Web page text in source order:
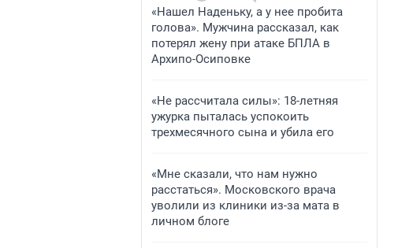
«Нашел Наденьку, а у нее пробита
голова». Мужчина рассказал, как
потерял жену при атаке БПЛА в
Архипо-Осиповке
«Не рассчитала силы»: 18-летняя
ужурка пыталась успокоить
трехмесячного сына и убила его
«Мне сказали, что нам нужно
расстаться». Московского врача
уволили из клиники из-за мата в
личном блоге